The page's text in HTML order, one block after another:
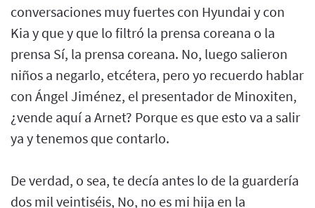
conversaciones muy fuertes con Hyundai y con
Kia y que y que lo filtró la prensa coreana o la
prensa Sí, la prensa coreana. No, luego salieron
niños a negarlo, etcétera, pero yo recuerdo hablar
con Ángel Jiménez, el presentador de Minoxiten,
¿vende aquí a Arnet? Porque es que esto va a salir
ya y tenemos que contarlo.
De verdad, o sea, te decía antes lo de la guardería
dos mil veintiséis, No, no es mi hija en la